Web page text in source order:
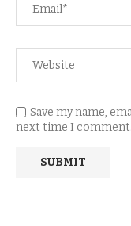
Save my name,
next time I comment.